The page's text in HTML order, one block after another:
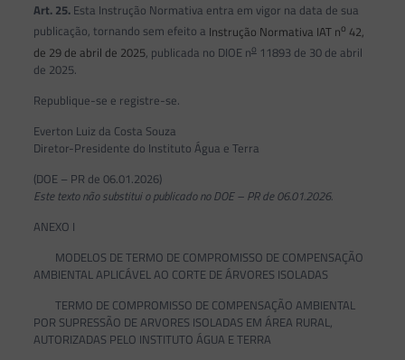
Art. 25. Esta Instrução Normativa entra em vigor na data de sua
publicação, tornando sem efeito a Instrução Normativa IAT no 42,
de 29 de abril de 2025, publicada no DIOE no11893 de 30 de abril
de 2025.
Republique-se e registre-se.
Everton Luiz da Costa Souza
Diretor-Presidente do Instituto Água e Terra
(DOE – PR de 06.01.2026)
Este texto não substitui o publicado no DOE – PR de 06.01.2026.
ANEXO I
MODELOS DE TERMO DE COMPROMISSO DE COMPENSAÇÃO
AMBIENTAL APLICÁVEL AO CORTE DE ÁRVORES ISOLADAS
TERMO DE COMPROMISSO DE COMPENSAÇÃO AMBIENTAL
POR SUPRESSÃO DE ARVORES ISOLADAS EM ÁREA RURAL,
AUTORIZADAS PELO INSTITUTO ÁGUA E TERRA